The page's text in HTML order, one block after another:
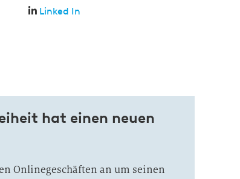
Linked In
hat einen neuen
Onlinegeschäften an um seinen